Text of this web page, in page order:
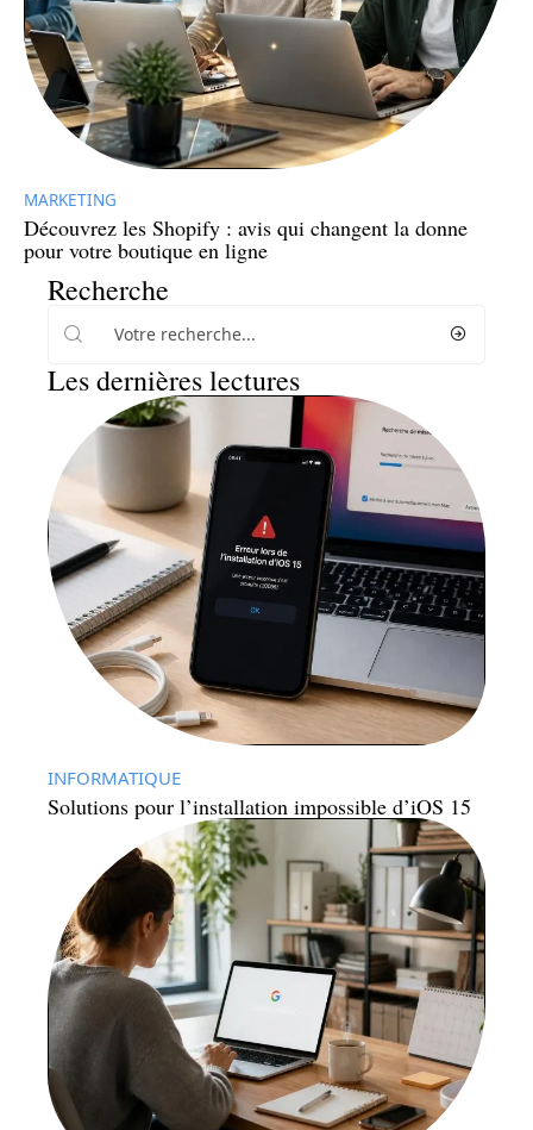
MARKETING
Découvrez les Shopify : avis qui changent la donne
pour votre boutique en ligne
Recherche
Les dernières lectures
INFORMATIQUE
Solutions pour l’installation impossible d’iOS 15